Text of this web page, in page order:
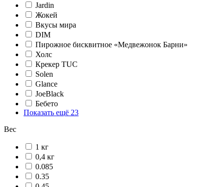
Jardin
Жокей
Вкусы мира
DIM
Пирожное бисквитное «Медвежонок Барни»
Холс
Крекер TUC
Solen
Glance
JoeBlack
Бебето
Показать ещё 23
Вес
1 кг
0,4 кг
0.085
0.35